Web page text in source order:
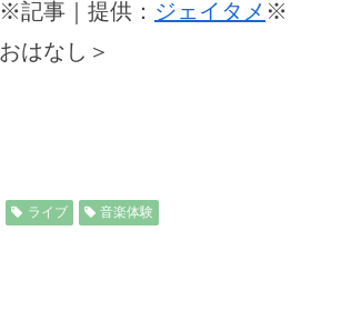
事｜提供： ジェイタメ ※
はなし＞
ライブ 音楽体験